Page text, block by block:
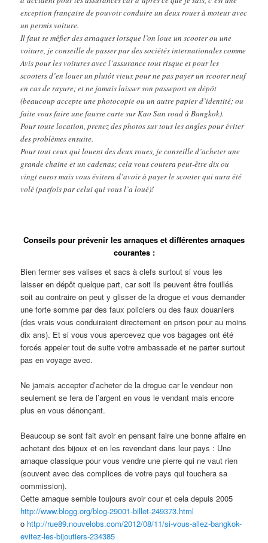
exception française de pouvoir conduire un deux roues à moteur avec
un permis voiture.
Il faut se méfier des arnaques lorsque l’on loue un scooter ou une
voiture, je conseille de passer par des sociétés internationales comme
Avis pour les voitures avec l’assurance tout risque et pour les
scooters d’en louer un plutôt vieux pour ne pas payer un scooter neuf
en cas de rayure; et ne jamais laisser son passeport en dépôt
(beaucoup accepte une photocopie ou un autre papier d’identité; ou
faite vous faire une fausse carte sur Kao San road à Bangkok).
Pour toute location, prenez des photos sur tous les angles pour éviter
des problèmes ensuite.
Pour tout ceux qui louent des deux roues, je conseille d’acheter une
grande chaine et un cadenas; cela vous coutera peut-être dix ou
vingt euros mais vous évitera d’avoir à payer le scooter qui aura été
volé (parfois par celui qui vous l’a loué)!
Conseils pour prévenir les arnaques et différentes arnaques
courantes :
Bien fermer ses valises et sacs à clefs surtout si vous les
laisser en dépôt quelque part, car soit ils peuvent être fouillés
soit au contraire on peut y glisser de la drogue et vous demander
une forte somme par des faux policiers ou des faux douaniers
(des vrais vous conduiraient directement en prison pour au moins
dix ans). Et si vous vous apercevez que vos bagages ont été
forcés appeler tout de suite votre ambassade et ne parter surtout
pas en voyage avec.
Ne jamais accepter d’acheter de la drogue car le vendeur non
seulement se fera de l’argent en vous le vendant mais encore
plus en vous dénonçant.
Beaucoup se sont fait avoir en pensant faire une bonne affaire en
achetant des bijoux et en les revendant dans leur pays : Une
arnaque classique pour vous vendre une pierre qui ne vaut rien
(souvent avec des complices de votre pays qui touchera sa
commission).
Cette arnaque semble toujours avoir cour et cela depuis 2005
http://www.blogg.org/blog-29001-billet-249373.html
o http://rue89.nouvelobs.com/2012/08/11/si-vous-allez-bangkok-
evitez-les-bijoutiers-234385